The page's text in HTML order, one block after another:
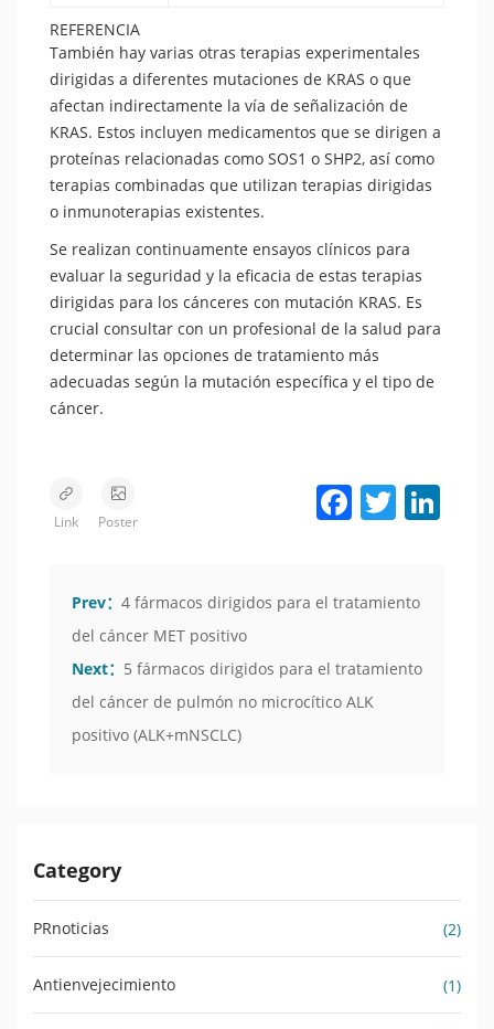
REFERENCIA
También hay varias otras terapias experimentales
dirigidas a diferentes mutaciones de KRAS o que
afectan indirectamente la vía de señalización de
KRAS. Estos incluyen medicamentos que se dirigen a
proteínas relacionadas como SOS1 o SHP2, así como
terapias combinadas que utilizan terapias dirigidas
o inmunoterapias existentes.
Se realizan continuamente ensayos clínicos para
evaluar la seguridad y la eficacia de estas terapias
dirigidas para los cánceres con mutación KRAS. Es
crucial consultar con un profesional de la salud para
determinar las opciones de tratamiento más
adecuadas según la mutación específica y el tipo de
cáncer.
Link Poster
Facebook Twitter
Prev： 4 fármacos dirigidos para el tratamiento
del cáncer MET positivo
Next： 5 fármacos dirigidos para el tratamiento
del cáncer de pulmón no microcítico ALK
positivo (ALK+mNSCLC)
Category
PRnoticias (2)
Antienvejecimiento (1)